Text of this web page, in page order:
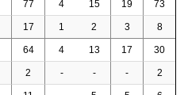
77 4 15 19 73
17 1 2 3 8
64 4 13 17 30
2 - - - 2